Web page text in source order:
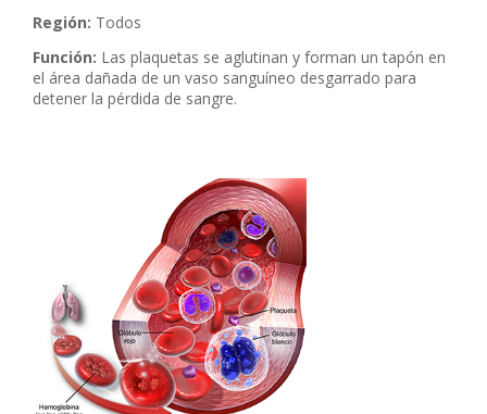
Región: Todos
Función: Las plaquetas se aglutinan y forman un tapón en
el área dañada de un vaso sanguíneo desgarrado para
detener la pérdida de sangre.